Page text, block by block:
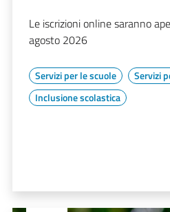
Le iscrizioni online saranno
agosto 2026
Servizi per le scuole
Servizi
Inclusione scolastica